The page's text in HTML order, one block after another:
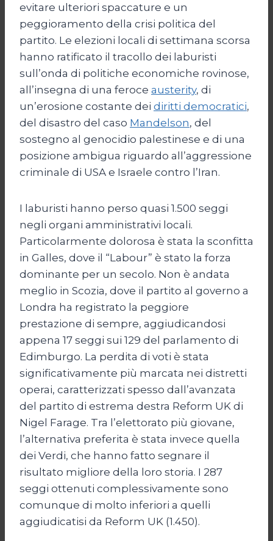
evitare ulteriori spaccature e un
peggioramento della crisi politica del
partito. Le elezioni locali di settimana scorsa
hanno ratificato il tracollo dei laburisti
sull’onda di politiche economiche rovinose,
all’insegna di una feroce austerity, di
un’erosione costante dei diritti democratici,
del disastro del caso Mandelson, del
sostegno al genocidio palestinese e di una
posizione ambigua riguardo all’aggressione
criminale di USA e Israele contro l’Iran.
I laburisti hanno perso quasi 1.500 seggi
negli organi amministrativi locali.
Particolarmente dolorosa è stata la sconfitta
in Galles, dove il “Labour” è stato la forza
dominante per un secolo. Non è andata
meglio in Scozia, dove il partito al governo a
Londra ha registrato la peggiore
prestazione di sempre, aggiudicandosi
appena 17 seggi sui 129 del parlamento di
Edimburgo. La perdita di voti è stata
significativamente più marcata nei distretti
operai, caratterizzati spesso dall’avanzata
del partito di estrema destra Reform UK di
Nigel Farage. Tra l’elettorato più giovane,
l’alternativa preferita è stata invece quella
dei Verdi, che hanno fatto segnare il
risultato migliore della loro storia. I 287
seggi ottenuti complessivamente sono
comunque di molto inferiori a quelli
aggiudicatisi da Reform UK (1.450).